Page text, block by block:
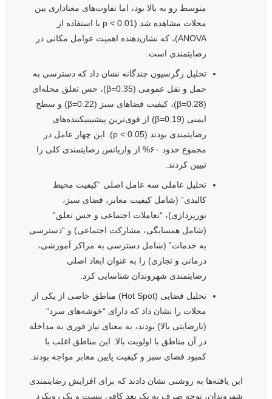
متوسط رو به بالا بود، اما تفاوت‌های معناداری بین
محلات مشاهده شد (p < 0.01 با استفاده از
ANOVA)، که نشان‌دهنده اهمیت عوامل مکانی در
رضایتمندی است.
تحلیل رگرسیون چندگانه نشان داد که دسترسی به
حمل و نقل عمومی (β=0.35)، حس تعلق محله‌ای
(β=0.28)، کیفیت فضاهای سبز (β=0.22) و سطح
ایمنی (β=0.19) از قوی‌ترین پیشبینیکننده‌های
رضایتمندی بودند (p < 0.05). این چهار عامل در
مجموع حدود ۶۰% از واریانس رضایتمندی کلی را
تبیین کردند.
تحلیل عاملی سه عامل اصلی “کیفیت محیط
کالبدی” (شامل کیفیت معابر، فضای سبز،
نورپردازی)، “تعاملات اجتماعی و حس تعلق”
(شامل همسایگی، مشارکت اجتماعی) و “دسترسی
به خدمات” (شامل دسترسی به مراکز آموزشی،
درمانی و تجاری) را به عنوان ابعاد اصلی
رضایتمندی شهروندان شناسایی کرد.
تحلیل فضایی (Hot Spot) مناطق خاصی از یکی از
محلات را نشان داد که دارای “خوشه‌های سرد”
(نارضایتی بالا) بودند، به معنای نیاز فوری به مداخله
در آن مناطق با اولویت بالا. این مناطق اغلب با
کمبود فضای سبز و کیفیت پایین معابر مواجه بودند.
این یافته‌ها به روشنی نشان دادند که برای افزایش رضایتمندی
شهروندان، توجه صرف به یک بعد کافی نیست و یک رویکرد